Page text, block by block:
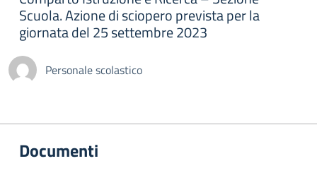
Scuola. Azione di sciopero prevista per la
giornata del 25 settembre 2023
Personale scolastico
Documenti